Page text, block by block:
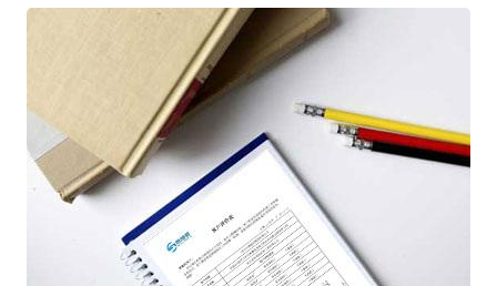
经过我们的努力和您的大力支持，项目已圆满结束。
客户的意见是我们改善工作和服务的动力。客户满意
度是检验我们工作的标准。请您对我们的服务提出宝
贵的意见